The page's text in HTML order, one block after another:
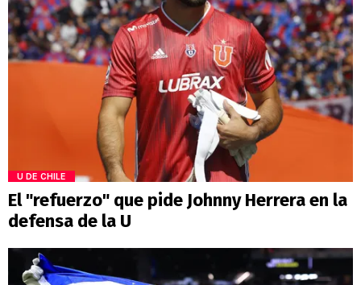
U DE CHILE
El "refuerzo" que pide Johnny Herrera en la
defensa de la U